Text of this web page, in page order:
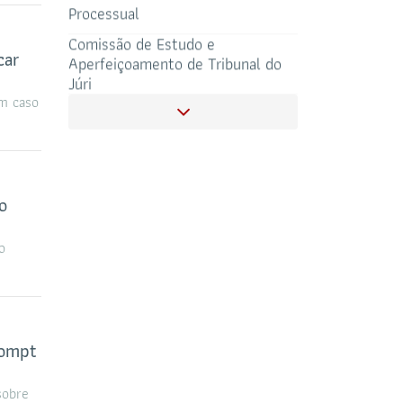
caso
CORONAVIRUS
SALAS DE APOIO
AO ADVOGADO
Processual
Comissão de Estudo e
Aperfeiçoamento de Tribunal do
Júri
Comissão de Juristas Evangélicos